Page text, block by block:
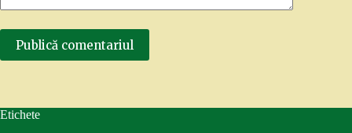
Publică comentariul
Etichete